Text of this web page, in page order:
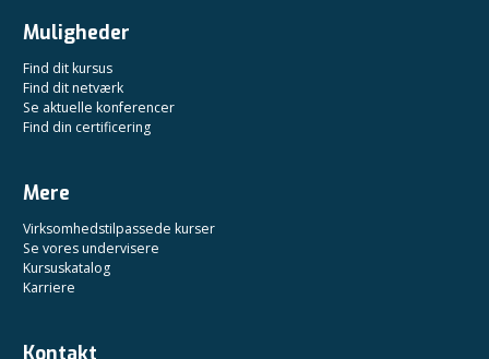
Muligheder
Find dit kursus
Find dit netværk
Se aktuelle konferencer
Find din certificering
Mere
Virksomhedstilpassede kurser
Se vores undervisere
Kursuskatalog
Karriere